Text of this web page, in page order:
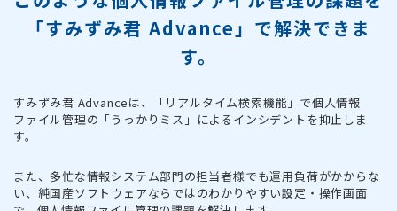
「すみずみ君 Advance」で解決できま
す。
すみずみ君 Advanceは、「リアルタイム検索機能」で個人情報
ファイル管理の「うっかりミス」によるインシデントを抑止しま
す。
また、多忙な情報システム部門の担当者様でも運用負荷がかからな
い、 純国産ソフトウェアならではのわかりやすい設定・操作画面